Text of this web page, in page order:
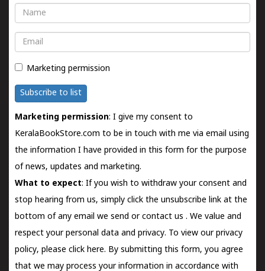
Name
Email
Marketing permission
Subscribe to list
Marketing permission: I give my consent to
KeralaBookStore.com to be in touch with me via email using
the information I have provided in this form for the purpose
of news, updates and marketing.
What to expect: If you wish to withdraw your consent and
stop hearing from us, simply click the unsubscribe link at the
bottom of any email we send orcontact us . We value and
respect your personal data and privacy. To view our privacy
policy, please click here. By submitting this form, you agree
that we may process your information in accordance with